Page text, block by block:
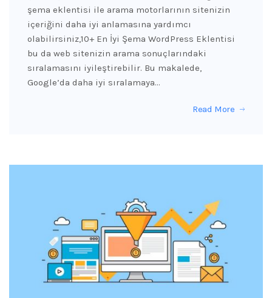
şema eklentisi ile arama motorlarının sitenizin
içeriğini daha iyi anlamasına yardımcı
olabilirsiniz,10+ En İyi Şema WordPress Eklentisi
bu da web sitenizin arama sonuçlarındaki
sıralamasını iyileştirebilir. Bu makalede,
Google’da daha iyi sıralamaya…
Read More